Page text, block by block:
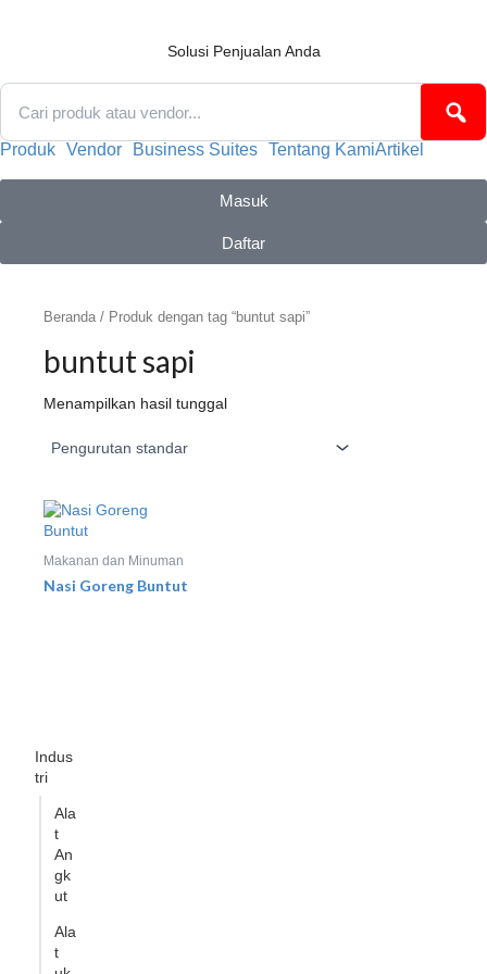
Solusi Penjualan Anda
Produk Vendor Business Suites Tentang KamiArtikel
Masuk
Daftar
Indus
tri
Ala
t
An
gk
ut
Ala
t
Beranda / Produk dengan tag “buntut sapi”
buntut sapi
Menampilkan hasil tunggal
Makanan dan Minuman
Nasi Goreng Buntut